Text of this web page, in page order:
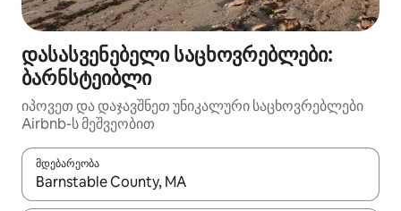
დასასვენებელი საცხოვრებლები:
ბარნსტეიბლი
იპოვეთ და დაჯავშნეთ უნიკალური საცხოვრებლები
Airbnb-ს მეშვეობით
მდებარეობა
როცა შედეგები ხელმისაწვდომი გახდება, ნავიგაციისთვის